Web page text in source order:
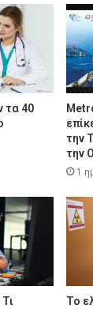
τα 40
την
την
1
Το